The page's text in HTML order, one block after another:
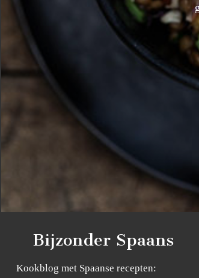
Bijzonder Spaans
Kookblog met Spaanse recepten: